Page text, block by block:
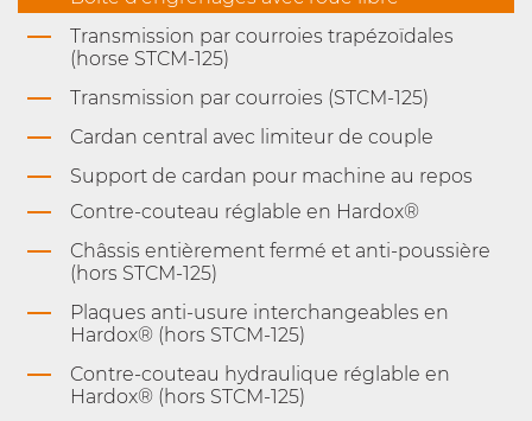
Transmission par courroies trapézoïdales
(horse STCM-125)
Transmission par courroies (STCM-125)
Cardan central avec limiteur de couple
Support de cardan pour machine au repos
Contre-couteau réglable en Hardox®
Châssis entièrement fermé et anti-poussière
(hors STCM-125)
Plaques anti-usure interchangeables en
Hardox® (hors STCM-125)
Contre-couteau hydraulique réglable en
Hardox® (hors STCM-125)